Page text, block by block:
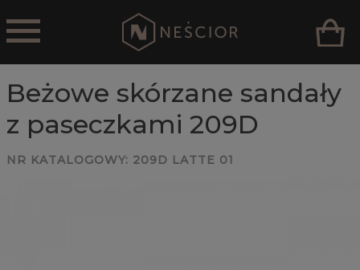
Beżowe skórzane sandały
z paseczkami 209D
NR KATALOGOWY: 209D LATTE 01